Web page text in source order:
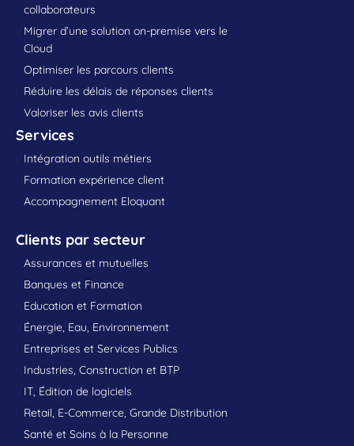
collaborateurs
Migrer d’une solution on-premise vers le
Cloud
Optimiser les parcours clients
Réduire les délais de réponses clients
Valoriser les avis clients
Services
Intégration outils métiers
Formation expérience client
Accompagnement Eloquant
Clients par secteur
Assurances et mutuelles
Banques et Finance
Education et Formation
Énergie, Eau, Environnement
Entreprises et Services Publics
Industries, Construction et BTP
IT, Édition de logiciels
Retail, E-Commerce, Grande Distribution
Santé et Soins à la Personne